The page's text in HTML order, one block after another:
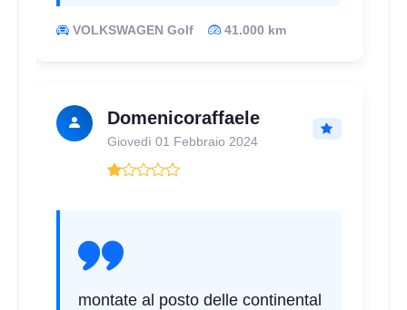
VOLKSWAGEN Golf 41.000 km
Domenicoraffaele
Giovedì 01 Febbraio 2024
montate al posto delle continental